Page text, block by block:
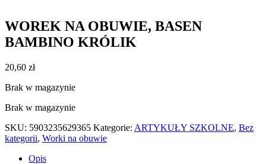
WOREK NA OBUWIE, BASEN
BAMBINO KRÓLIK
20,60 zł
Brak w magazynie
Brak w magazynie
SKU: 5903235629365 Kategorie: ARTYKUŁY SZKOLNE, Bez
kategorii, Worki na obuwie
Opis